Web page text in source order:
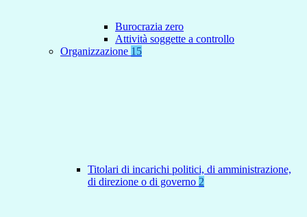
Burocrazia zero
Attività soggette a controllo
Organizzazione 15
Titolari di incarichi politici, di amministrazione,
di direzione o di governo 2